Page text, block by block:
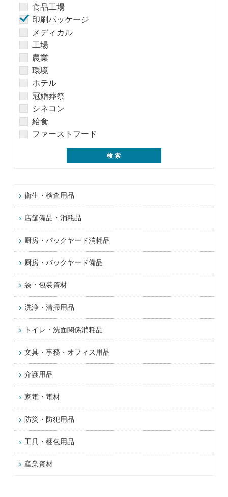
食品工場
印刷パッケージ
メディカル
工場
農業
環境
ホテル
冠婚葬祭
シネコン
給食
ファーストフード
衛生・検査用品
店舗備品・消耗品
厨房・バックヤード消耗品
厨房・バックヤード備品
袋・包装資材
洗浄・清掃用品
トイレ・洗面関係消耗品
文具・事務・オフィス用品
介護用品
家電・電材
防災・防犯用品
工具・梱包用品
産業資材